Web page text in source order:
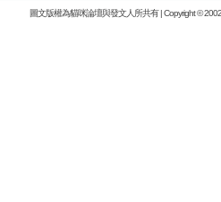
圖文版權為貓咪論壇與發文人所共有 | Copyright ©